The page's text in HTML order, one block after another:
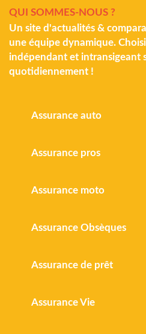
QUI SOMMES-NOUS ?
Un site d'actualités &
une équipe dynamique.
indépendant et intransigeant
quotidiennement !
Assurance auto
Assurance pros
Assurance moto
Assurance Obsèques
Assurance de prêt
Assurance Vie